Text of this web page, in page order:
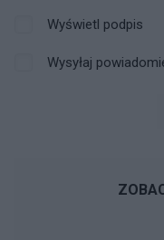
Wyświetl podpis
Wysyłaj